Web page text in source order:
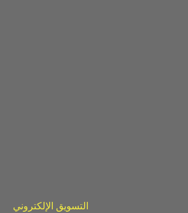
التسويق الإلكتروني